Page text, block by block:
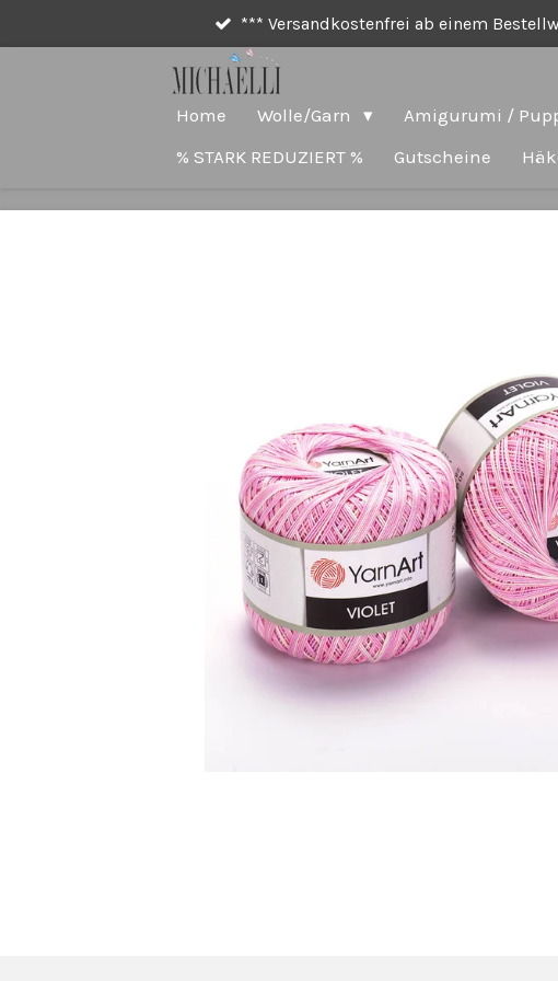
*** Versandkostenfrei ab einem
Home Wolle/Garn Amigurumi /
% STARK REDUZIERT %
Gutscheine